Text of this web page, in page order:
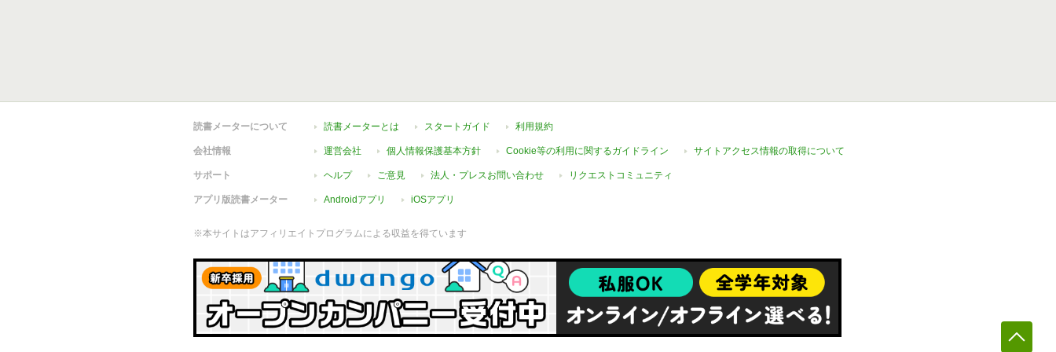
読書メーターについて 読書メーターとは スタートガイド 利用規約
会社情報 運営会社 個人情報保護基本方針 Cookie等の利用に関するガイドライン サイトアクセス情報の取得について
サポート ヘルプ ご意見 法人・プレスお問い合わせ リクエストコミュニティ
アプリ版読書メーター Androidアプリ iOSアプリ
※本サイトはアフィリエイトプログラムによる収益を得ています